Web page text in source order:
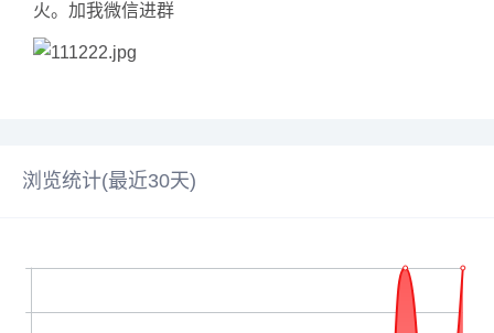
火。加我微信进群
浏览统计(最近30天)